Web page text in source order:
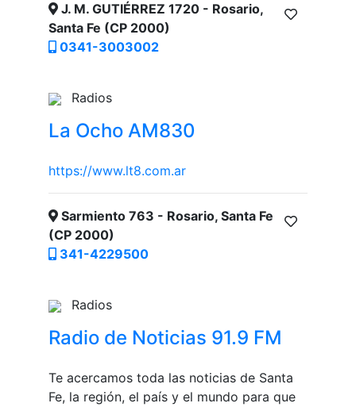
J. M. GUTIÉRREZ 1720 - Rosario,
Santa Fe (CP 2000)
0341-3003002
Radios
La Ocho AM830
https://www.lt8.com.ar
Sarmiento 763 - Rosario, Santa Fe
(CP 2000)
341-4229500
Radios
Radio de Noticias 91.9 FM
Te acercamos toda las noticias de Santa
Fe, la región, el país y el mundo para que